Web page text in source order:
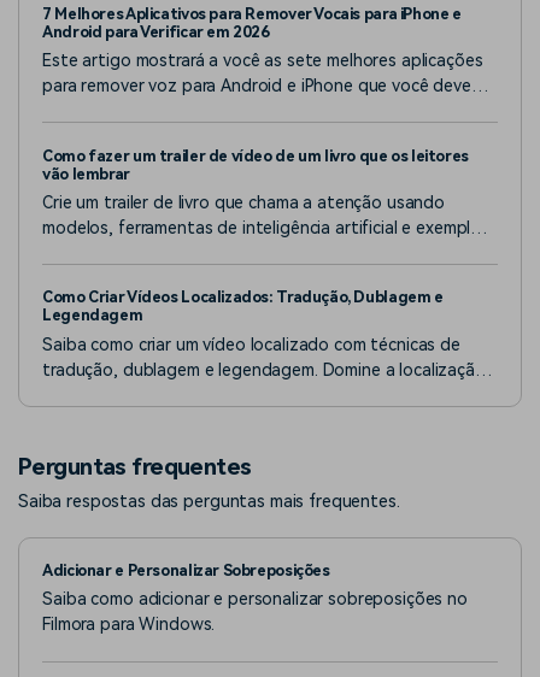
7 Melhores Aplicativos para Remover Vocais para iPhone e
Android para Verificar em 2026
Este artigo mostrará a você as sete melhores aplicações
para remover voz para Android e iPhone que você deve
Como fazer um trailer de vídeo de um livro que os leitores
vão lembrar
Crie um trailer de livro que chama a atenção usando
modelos, ferramentas de inteligência artificial e exemplos
lembrarão.
Como Criar Vídeos Localizados: Tradução, Dublagem e
Legendagem
Saiba como criar um vídeo localizado com técnicas de
tradução, dublagem e legendagem. Domine a localização
Perguntas frequentes
Saiba respostas das perguntas mais frequentes.
Adicionar e Personalizar Sobreposições
Saiba como adicionar e personalizar sobreposições no
Filmora para Windows.